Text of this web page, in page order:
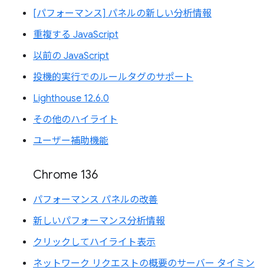
[パフォーマンス] パネルの新しい分析情報
重複する JavaScript
以前の JavaScript
投機的実行でのルールタグのサポート
Lighthouse 12.6.0
その他のハイライト
ユーザー補助機能
Chrome 136
パフォーマンス パネルの改善
新しいパフォーマンス分析情報
クリックしてハイライト表示
ネットワーク リクエストの概要のサーバー タイミン